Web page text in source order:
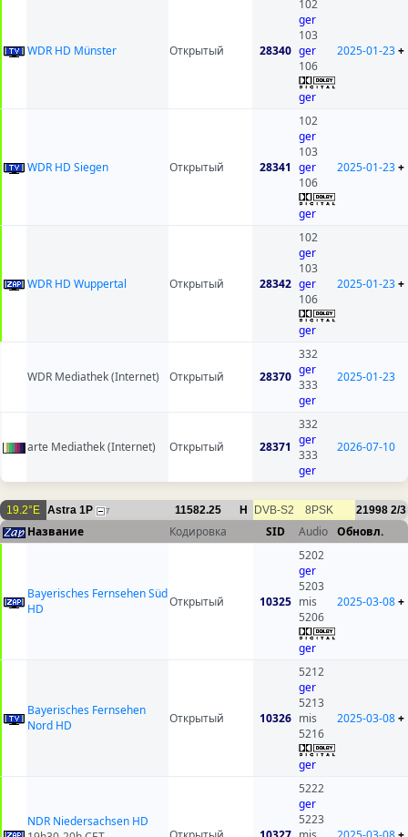
WDR HD Münster Открытый 28340
102
ger
103
ger
106
ger
2025-01-23+
WDR HD Siegen Открытый 28341
102
ger
103
ger
106
ger
2025-01-23+
WDR HD Wuppertal Открытый 28342
102
ger
103
ger
106
ger
2025-01-23+
WDR Mediathek (Internet) Открытый 28370
332
ger
333
ger
2025-01-23
arte Mediathek (Internet) Открытый 28371
332
ger
333
ger
2026-07-10
19.2°E Astra 1P 7 11582.25 H DVB-S2 8PSK 21998 2/3
Название Кодировка SID Audio Обновл.
Bayerisches Fernsehen Süd
HD
Открытый 10325
5202
ger
5203
mis
5206
ger
2025-03-08+
Bayerisches Fernsehen
Nord HD
Открытый 10326
5212
ger
5213
mis
5216
ger
2025-03-08+
NDR Niedersachsen HD
5222
ger
5223